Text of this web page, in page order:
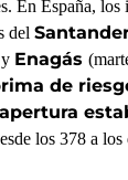
En España, los
del
Enagás
de
los 378 a